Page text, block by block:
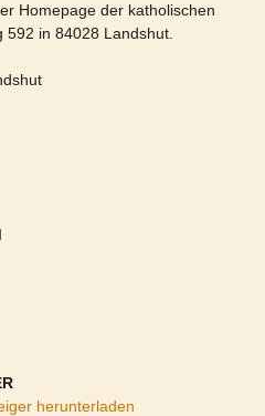
Homepage der katholischen
in 84028 Landshut.
herunterladen